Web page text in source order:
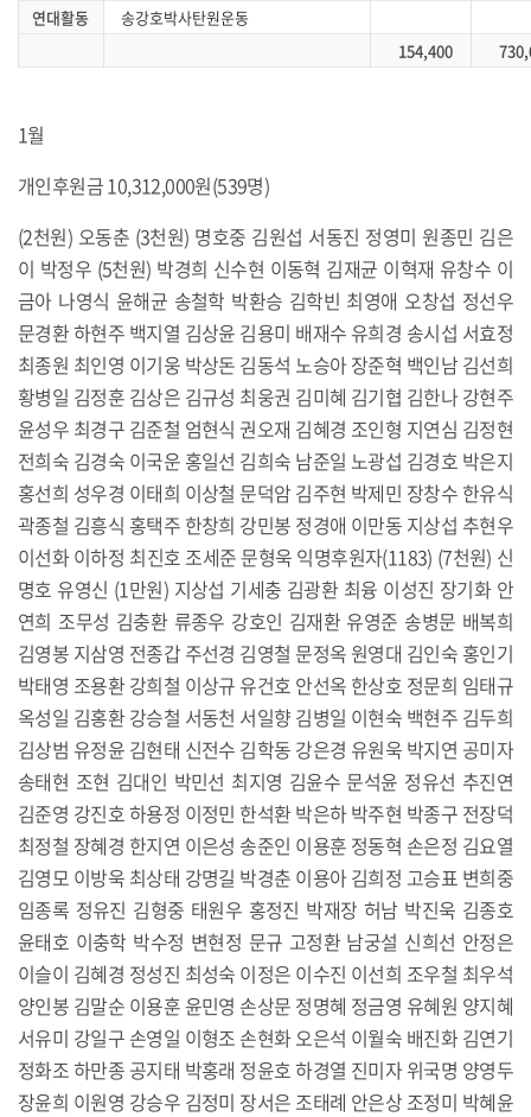
연대활동
송강호박사탄원운동
154,400
1월
개인후원금 10,312,000원(539명)
(2천원) 오동춘 (3천원) 명호중 김원섭 서동진 정영미 원종민 김은
이 박정우 (5천원) 박경희 신수현 이동혁 김재균 이혁재 유창수 이
금아 나영식 윤해균 송철학 박환승 김학빈 최영애 오창섭 정선우
문경환 하현주 백지열 김상윤 김용미 배재수 유희경 송시섭 서효정
최종원 최인영 이기웅 박상돈 김동석 노승아 장준혁 백인남 김선희
황병일 김정훈 김상은 김규성 최웅권 김미혜 김기협 김한나 강현주
윤성우 최경구 김준철 엄현식 권오재 김혜경 조인형 지연심 김정현
전희숙 김경숙 이국운 홍일선 김희숙 남준일 노광섭 김경호 박은지
홍선희 성우경 이태희 이상철 문덕암 김주현 박제민 장창수 한유식
곽종철 김흥식 홍택주 한창희 강민봉 정경애 이만동 지상섭 추현우
이선화 이하정 최진호 조세준 문형욱 익명후원자(1183) (7천원) 신
명호 유영신 (1만원) 지상섭 기세충 김광환 최융 이성진 장기화 안
연희 조무성 김충환 류종우 강호인 김재환 유영준 송병문 배복희
김영봉 지삼영 전종갑 주선경 김영철 문정옥 원영대 김인숙 홍인기
박태영 조용환 강희철 이상규 유건호 안선옥 한상호 정문희 임태규
옥성일 김홍환 강승철 서동천 서일향 김병일 이현숙 백현주 김두희
김상범 유정윤 김현태 신전수 김학동 강은경 유원욱 박지연 공미자
송태현 조현 김대인 박민선 최지영 김윤수 문석윤 정유선 추진연
김준영 강진호 하용정 이정민 한석환 박은하 박주현 박종구 전장덕
최정철 장혜경 한지연 이은성 송준인 이용훈 정동혁 손은정 김요열
김영모 이방욱 최상태 강명길 박경춘 이용아 김희정 고승표 변희중
임종록 정유진 김형중 태원우 홍정진 박재장 허남 박진욱 김종호
윤태호 이충학 박수정 변현정 문규 고정환 남궁설 신희선 안정은
이슬이 김혜경 정성진 최성숙 이정은 이수진 이선희 조우철 최우석
양인봉 김말순 이용훈 윤민영 손상문 정명혜 정금영 유혜원 양지혜
서유미 강일구 손영일 이형조 손현화 오은석 이월숙 배진화 김연기
정화조 하만종 공지태 박홍래 정윤호 하경열 진미자 위국명 양영두
장윤희 이원영 강승우 김정미 장서은 조태례 안은상 조정미 박혜윤